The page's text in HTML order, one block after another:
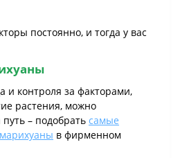
постоянно, и тогда у вас
и контроля за факторами,
растения, можно
– подобрать самые
в фирменном